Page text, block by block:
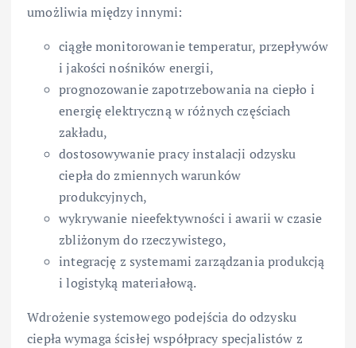
umożliwia między innymi:
ciągłe monitorowanie temperatur, przepływów
i jakości nośników energii,
prognozowanie zapotrzebowania na ciepło i
energię elektryczną w różnych częściach
zakładu,
dostosowywanie pracy instalacji odzysku
ciepła do zmiennych warunków
produkcyjnych,
wykrywanie nieefektywności i awarii w czasie
zbliżonym do rzeczywistego,
integrację z systemami zarządzania produkcją
i logistyką materiałową.
Wdrożenie systemowego podejścia do odzysku
ciepła wymaga ścisłej współpracy specjalistów z